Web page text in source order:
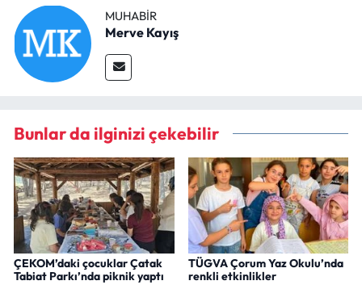
MUHABIR
Merve Kayış
Bunlar da ilginizi çekebilir
ÇEKOM’daki çocuklar Çatak
Tabiat Parkı’nda piknik yaptı
TÜGVA Çorum Yaz Okulu’nda
renkli etkinlikler